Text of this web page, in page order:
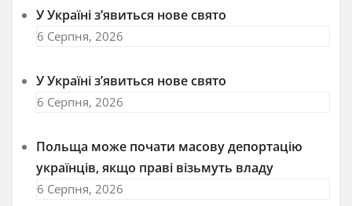
У Україні з’явиться нове свято
6 Серпня, 2026
У Україні з’явиться нове свято
6 Серпня, 2026
Польща може почати масову депортацію
українців, якщо праві візьмуть владу
6 Серпня, 2026